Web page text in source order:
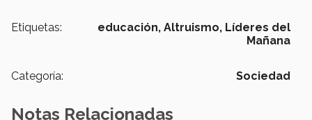
Etiquetas: educación, Altruismo, Líderes del
Mañana
Categoría: Sociedad
Notas Relacionadas